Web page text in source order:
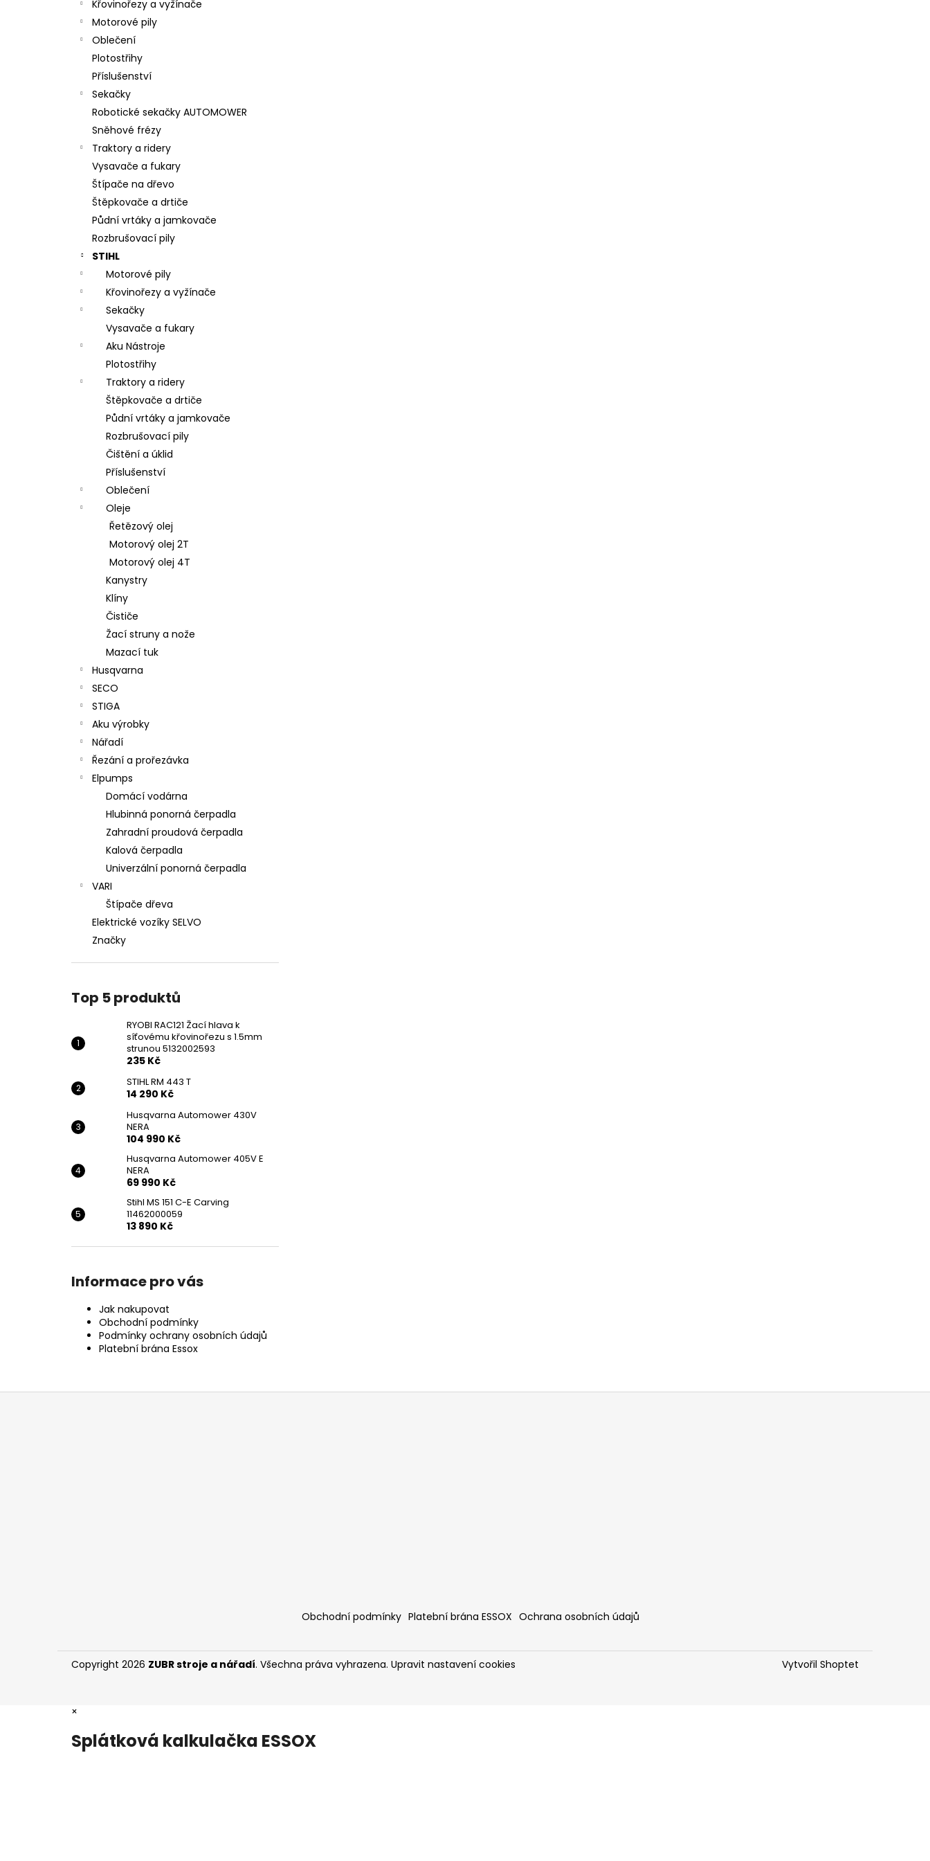
Křovinořezy a vyžínače
Motorové pily
Oblečení
Plotostřihy
Příslušenství
Sekačky
Robotické sekačky AUTOMOWER
Sněhové frézy
Traktory a ridery
Vysavače a fukary
Štípače na dřevo
Štěpkovače a drtiče
Půdní vrtáky a jamkovače
Rozbrušovací pily
STIHL
Motorové pily
Křovinořezy a vyžínače
Sekačky
Vysavače a fukary
Aku Nástroje
Plotostřihy
Traktory a ridery
Štěpkovače a drtiče
Půdní vrtáky a jamkovače
Rozbrušovací pily
Čištění a úklid
Příslušenství
Oblečení
Oleje
Řetězový olej
Motorový olej 2T
Motorový olej 4T
Kanystry
Klíny
Čističe
Žací struny a nože
Mazací tuk
Husqvarna
SECO
STIGA
Aku výrobky
Nářadí
Řezání a prořezávka
Elpumps
Domácí vodárna
Hlubinná ponorná čerpadla
Zahradní proudová čerpadla
Kalová čerpadla
Univerzální ponorná čerpadla
VARI
Štípače dřeva
Elektrické vozíky SELVO
Značky
Top 5 produktů
RYOBI RAC121 Žací hlava k
síťovému křovinořezu s 1.5mm
strunou 5132002593
235 Kč
STIHL RM 443 T
14 290 Kč
Husqvarna Automower 430V
NERA
104 990 Kč
Husqvarna Automower 405V E
NERA
69 990 Kč
Stihl MS 151 C-E Carving
11462000059
13 890 Kč
Informace pro vás
Jak nakupovat
Obchodní podmínky
Podmínky ochrany osobních údajů
Platební brána Essox
Z
Obchodní podmínky Platební brána ESSOX Ochrana osobních údajů
Vytvořil Shoptet
Copyright 2026 ZUBR stroje a nářadí. Všechna práva vyhrazena. Upravit nastavení cookies
×
Splátková kalkulačka ESSOX